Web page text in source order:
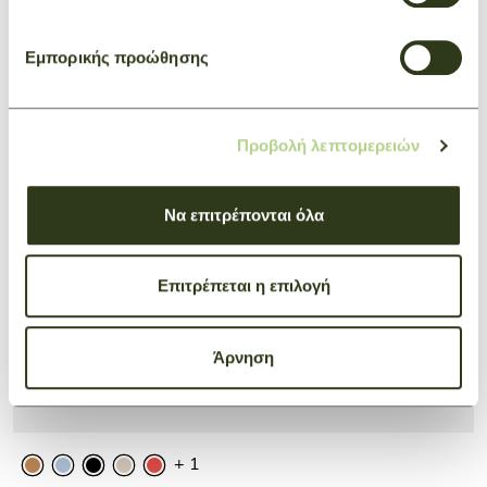
Εμπορικής προώθησης
Προβολή λεπτομερειών
Να επιτρέπονται όλα
Επιτρέπεται η επιλογή
Άρνηση
+ 1